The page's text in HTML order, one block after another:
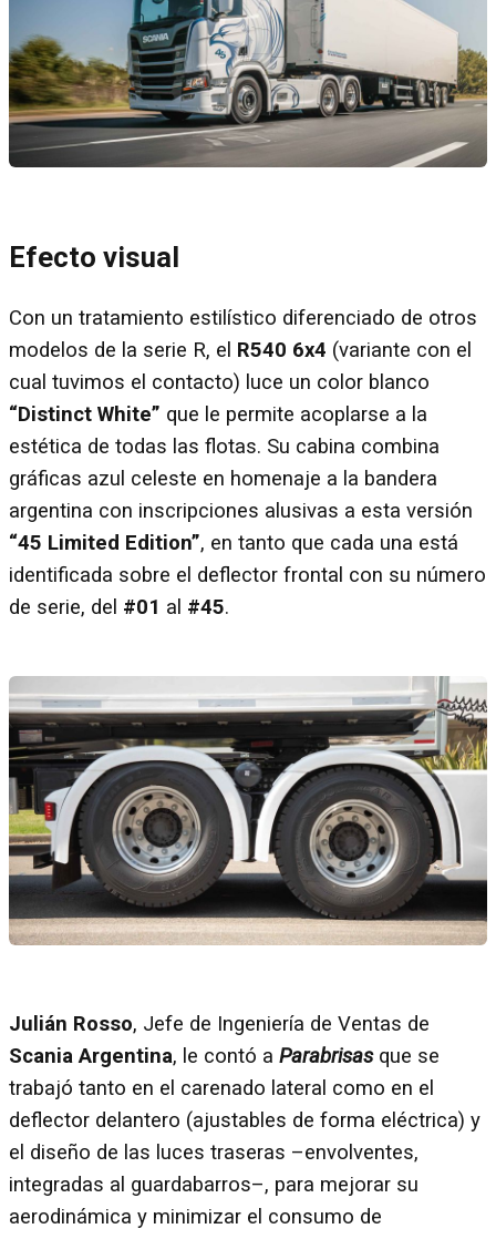
Efecto visual
Con un tratamiento estilístico diferenciado de otros
modelos de la serie R, el R540 6x4 (variante con el
cual tuvimos el contacto) luce un color blanco
“Distinct White” que le permite acoplarse a la
estética de todas las flotas. Su cabina combina
gráficas azul celeste en homenaje a la bandera
argentina con inscripciones alusivas a esta versión
“45 Limited Edition”, en tanto que cada una está
identificada sobre el deflector frontal con su número
de serie, del #01 al #45.
Julián Rosso, Jefe de Ingeniería de Ventas de
Scania Argentina, le contó a Parabrisasque se
trabajó tanto en el carenado lateral como en el
deflector delantero (ajustables de forma eléctrica) y
el diseño de las luces traseras –envolventes,
integradas al guardabarros–, para mejorar su
aerodinámica y minimizar el consumo de